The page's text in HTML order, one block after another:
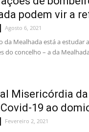
podem vir a
Agosto 6, 2021
da Mealhada está a estudar
do concelho – a da
Misericórdia
19 ao
Fevereiro 2, 2021